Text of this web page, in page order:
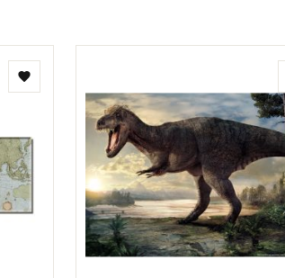
Toevoegen
verlanglijst